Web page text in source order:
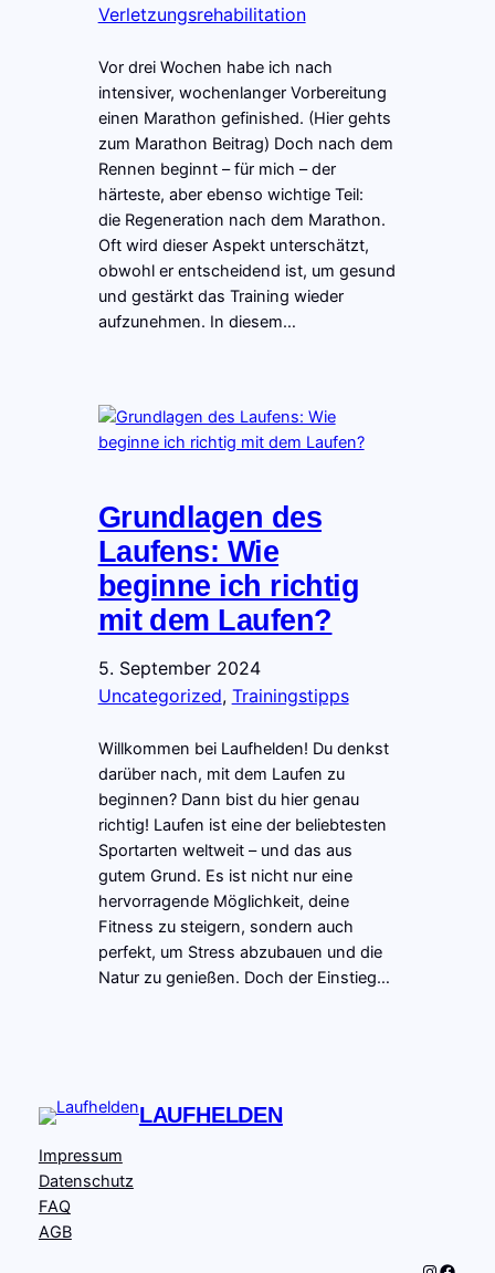
Verletzungsrehabilitation
Vor drei Wochen habe ich nach
intensiver, wochenlanger Vorbereitung
einen Marathon gefinished. (Hier gehts
zum Marathon Beitrag) Doch nach dem
Rennen beginnt – für mich – der
härteste, aber ebenso wichtige Teil:
die Regeneration nach dem Marathon.
Oft wird dieser Aspekt unterschätzt,
obwohl er entscheidend ist, um gesund
und gestärkt das Training wieder
aufzunehmen. In diesem…
Grundlagen des
Laufens: Wie
beginne ich richtig
mit dem Laufen?
5. September 2024
Uncategorized, Trainingstipps
Willkommen bei Laufhelden! Du denkst
darüber nach, mit dem Laufen zu
beginnen? Dann bist du hier genau
richtig! Laufen ist eine der beliebtesten
Sportarten weltweit – und das aus
gutem Grund. Es ist nicht nur eine
hervorragende Möglichkeit, deine
Fitness zu steigern, sondern auch
perfekt, um Stress abzubauen und die
Natur zu genießen. Doch der Einstieg…
LAUFHELDEN
Impressum
Datenschutz
FAQ
AGB